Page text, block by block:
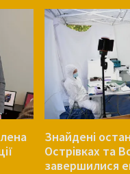
Знайдені
Острівках та
завершилися